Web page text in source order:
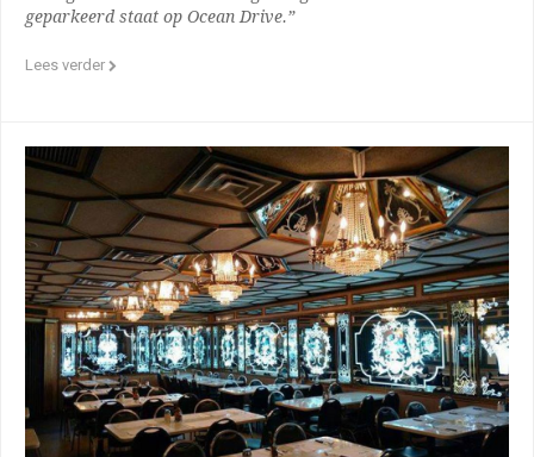
geparkeerd staat op Ocean Drive.”
Lees verder